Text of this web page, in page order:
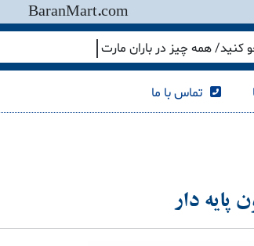
BaranMart.com
کنید/ همه چیز در باران مارت
تماس با ما
پایه دار